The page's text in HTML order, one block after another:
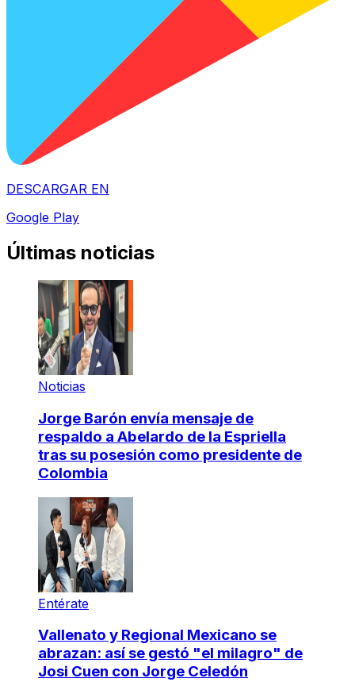
DESCARGAR EN
Google Play
Últimas noticias
Noticias
Jorge Barón envía mensaje de
respaldo a Abelardo de la Espriella
tras su posesión como presidente de
Colombia
Entérate
Vallenato y Regional Mexicano se
abrazan: así se gestó "el milagro" de
Josi Cuen con Jorge Celedón